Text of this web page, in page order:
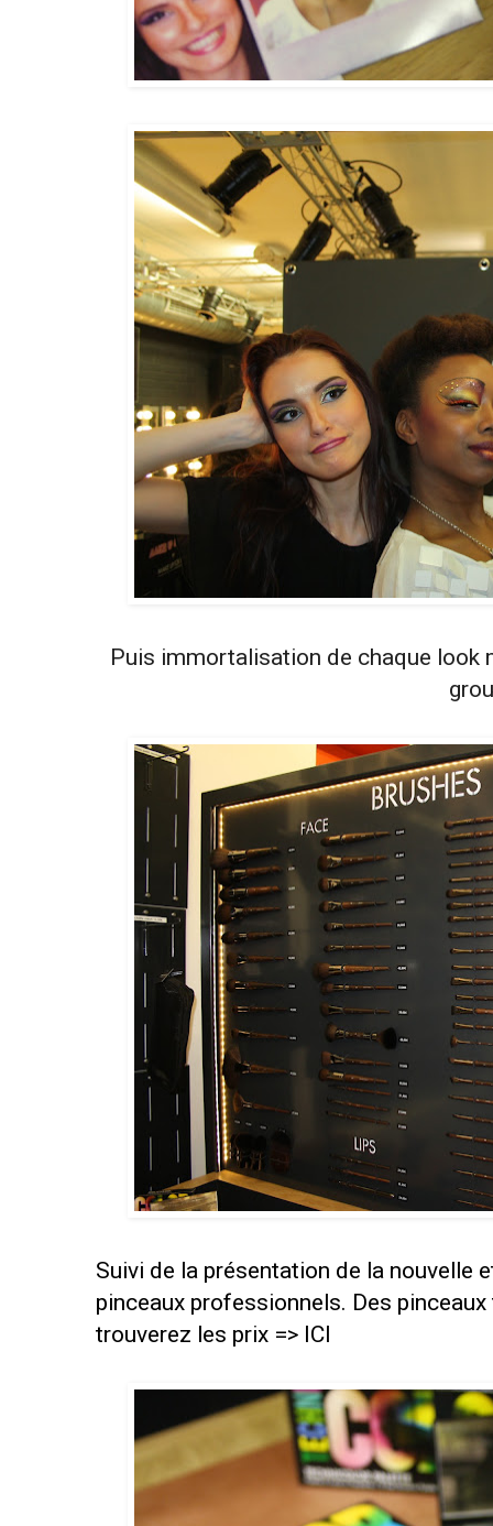
Puis immortalisation de chaque look
Suivi de la présentation de la nouvelle
pinceaux professionnels. Des
trouverez les prix => ICI